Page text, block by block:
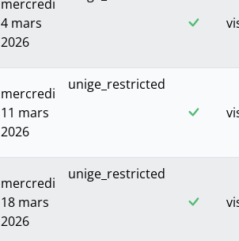
mercredi
4 mars
2026
mercredi
11 mars
2026
unige_restricted
mercredi
18 mars
2026
unige_restricted